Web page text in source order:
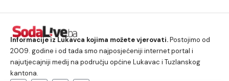
Informacije iz Lukavca kojima možete vjerovati.Postojimo od
2009. godine i od tada smo najposjećeniji internet portal i
najutjecajniji medij na području općine Lukavac i Tuzlanskog
kantona.